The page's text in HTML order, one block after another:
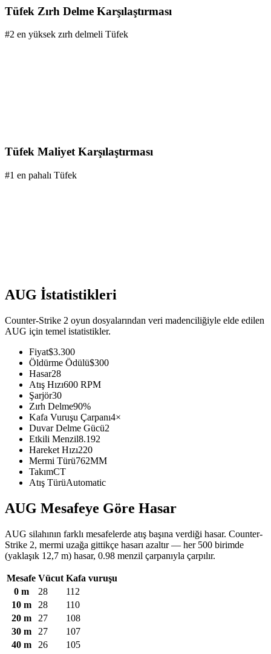
Tüfek Zırh Delme Karşılaştırması
#2 en yüksek zırh delmeli Tüfek
Tüfek Maliyet Karşılaştırması
#1 en pahalı Tüfek
AUG İstatistikleri
Counter-Strike 2 oyun dosyalarından veri madenciliğiyle elde edilen
AUG için temel istatistikler.
Fiyat$3.300
Öldürme Ödülü$300
Hasar28
Atış Hızı600 RPM
Şarjör30
Zırh Delme90%
Kafa Vuruşu Çarpanı4×
Duvar Delme Gücü2
Etkili Menzil8.192
Hareket Hızı220
Mermi Türü762MM
TakımCT
Atış TürüAutomatic
AUG Mesafeye Göre Hasar
AUG silahının farklı mesafelerde atış başına verdiği hasar. Counter-
Strike 2, mermi uzağa gittikçe hasarı azaltır — her 500 birimde
(yaklaşık 12,7 m) hasar, 0.98 menzil çarpanıyla çarpılır.
Mesafe Vücut Kafa vuruşu
0 m
28
112
10 m
28
110
20 m
27
108
30 m
27
107
40 m
26 105